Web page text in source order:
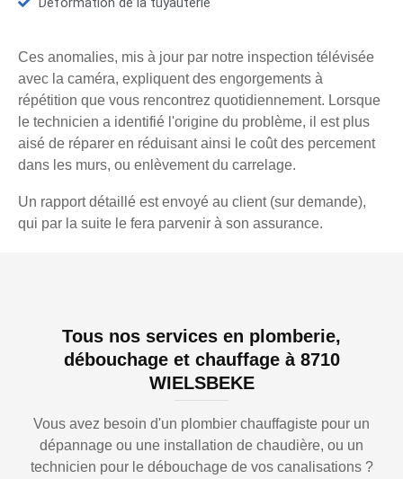
Ces anomalies, mis à jour par notre inspection télévisée
avec la caméra, expliquent des engorgements à
répétition que vous rencontrez quotidiennement. Lorsque
le technicien a identifié l'origine du problème, il est plus
aisé de réparer en réduisant ainsi le coût des percement
dans les murs, ou enlèvement du carrelage.
Un rapport détaillé est envoyé au client (sur demande),
qui par la suite le fera parvenir à son assurance.
Tous nos services en plomberie,
débouchage et chauffage à 8710
WIELSBEKE
Vous avez besoin d'un plombier chauffagiste pour un
dépannage ou une installation de chaudière, ou un
technicien pour le débouchage de vos canalisations ?